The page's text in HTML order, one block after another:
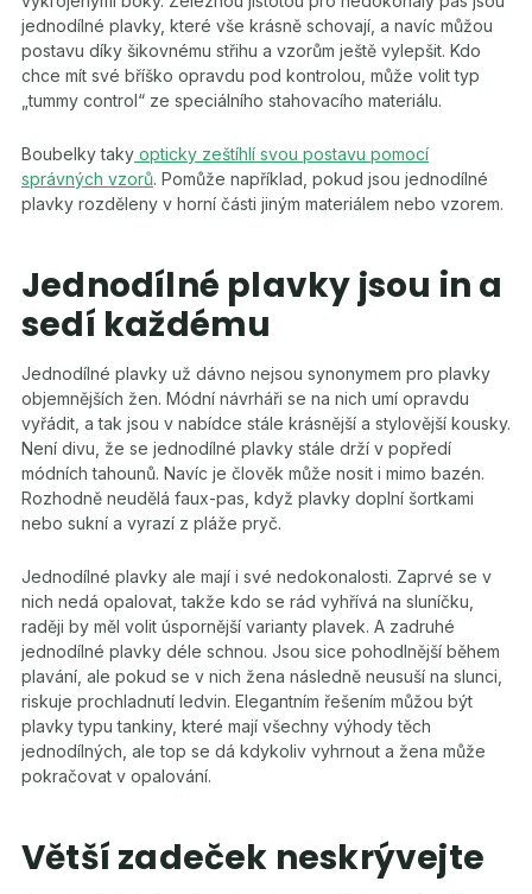
jednodílné plavky, které vše krásně schovají, a navíc můžou
postavu díky šikovnému střihu a vzorům ještě vylepšit. Kdo
chce mít své bříško opravdu pod kontrolou, může volit typ
„tummy control“ ze speciálního stahovacího materiálu.
Boubelky taky opticky zeštíhlí svou postavu pomocí
správných vzorů. Pomůže například, pokud jsou jednodílné
plavky rozděleny v horní části jiným materiálem nebo vzorem.
Jednodílné plavky jsou in a
sedí každému
Jednodílné plavky už dávno nejsou synonymem pro plavky
objemnějších žen. Módní návrháři se na nich umí opravdu
vyřádit, a tak jsou v nabídce stále krásnější a stylovější kousky.
Není divu, že se jednodílné plavky stále drží v popředí
módních tahounů. Navíc je člověk může nosit i mimo bazén.
Rozhodně neudělá faux-pas, když plavky doplní šortkami
nebo sukní a vyrazí z pláže pryč.
Jednodílné plavky ale mají i své nedokonalosti. Zaprvé se v
nich nedá opalovat, takže kdo se rád vyhřívá na sluníčku,
raději by měl volit úspornější varianty plavek. A zadruhé
jednodílné plavky déle schnou. Jsou sice pohodlnější během
plavání, ale pokud se v nich žena následně neusuší na slunci,
riskuje prochladnutí ledvin. Elegantním řešením můžou být
plavky typu tankiny, které mají všechny výhody těch
jednodílných, ale top se dá kdykoliv vyhrnout a žena může
pokračovat v opalování.
Větší zadeček neskrývejte